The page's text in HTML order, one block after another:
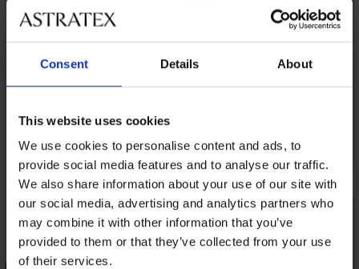
Consent Details About
This website uses cookies
We use cookies to personalise content and ads, to
provide social media features and to analyse our traffic.
We also share information about your use of our site with
our social media, advertising and analytics partners who
may combine it with other information that you’ve
provided to them or that they’ve collected from your use
of their services.